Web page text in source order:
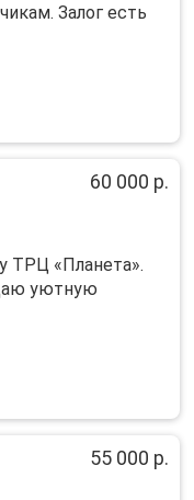
Залог есть
60 000 р.
ТРЦ «Планета».
уютную
55 000 р.